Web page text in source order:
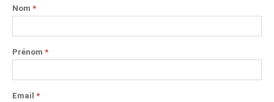
Nom *
Prénom *
Email *